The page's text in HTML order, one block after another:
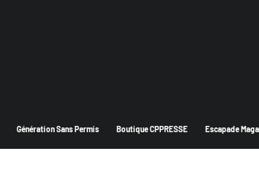
Génération Sans Permis Boutique CPPRESSE Escapade